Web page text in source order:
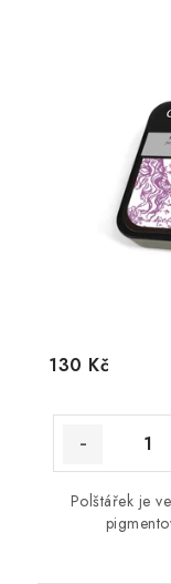
130 Kč
Polštářek je